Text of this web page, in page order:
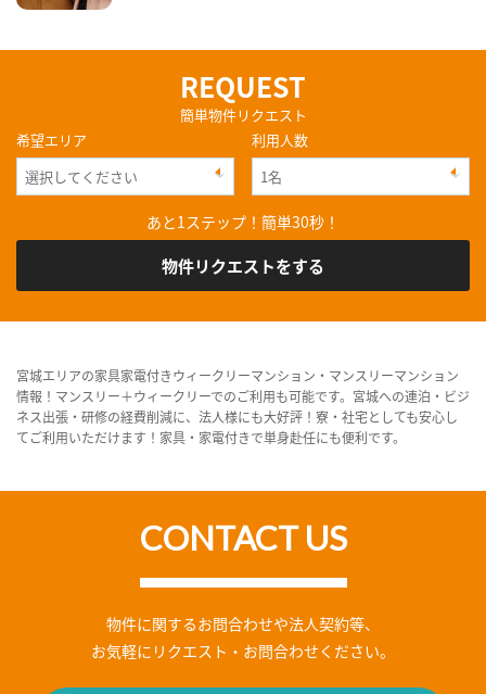
REQUEST
簡単物件リクエスト
希望エリア
利用人数
あと1ステップ！簡単30秒！
物件リクエストをする
宮城エリアの家具家電付きウィークリーマンション・マンスリーマンション
情報！マンスリー＋ウィークリーでのご利用も可能です。宮城への連泊・ビジ
ネス出張・研修の経費削減に、法人様にも大好評！寮・社宅としても安心し
てご利用いただけます！家具・家電付きで単身赴任にも便利です。
CONTACT US
物件に関するお問合わせや法人契約等、
お気軽にリクエスト・お問合わせください。